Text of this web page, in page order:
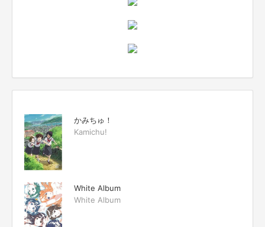
かみちゅ！
Kamichu!
White Album
White Album